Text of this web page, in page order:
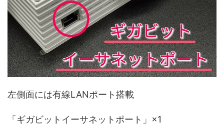
左側面には有線LANポート搭載
「ギガビットイーサネットポート」×1